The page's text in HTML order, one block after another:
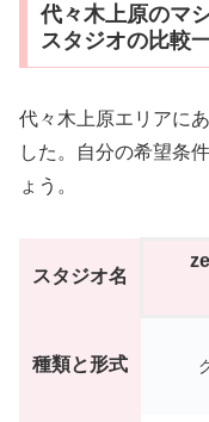
代々木上原のマ
スタジオの比較
代々木上原エリアに
した。自分の希望条
ょう。
スタジオ名
種類と形式